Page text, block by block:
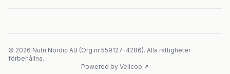
© 2026 Nutri Nordic AB (Org.nr 559127-4286). Alla rättigheter
förbehållna.
Powered by Velicoo ↗